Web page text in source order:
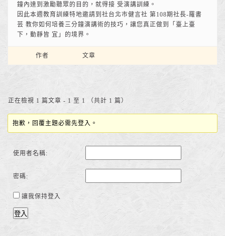
鐘內達到激勵聽眾的目的，就得接 受演講訓練。
因此本週教育訓練特地邀請到社台北市健言社 第108期社長-羅書
芸 教你如何培養三分鐘演講術的技巧，讓您真正做到「臺上臺
下，動靜皆 宜」的境界。
作者 文章
正在檢視 1 篇文章 - 1 至 1 （共計 1 篇）
抱歉，回覆主題必需先登入。
使用者名稱:
密碼:
讓我保持登入
登入